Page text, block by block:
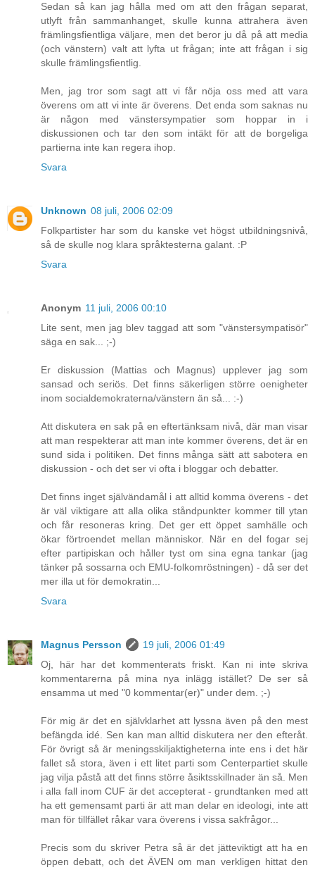
Sedan så kan jag hålla med om att den frågan separat,
utlyft från sammanhanget, skulle kunna attrahera även
främlingsfientliga väljare, men det beror ju då på att media
(och vänstern) valt att lyfta ut frågan; inte att frågan i sig
skulle främlingsfientlig.
Men, jag tror som sagt att vi får nöja oss med att vara
överens om att vi inte är överens. Det enda som saknas nu
är någon med vänstersympatier som hoppar in i
diskussionen och tar den som intäkt för att de borgeliga
partierna inte kan regera ihop.
Svara
Unknown 08 juli, 2006 02:09
Folkpartister har som du kanske vet högst utbildningsnivå,
så de skulle nog klara språktesterna galant. :P
Svara
Anonym 11 juli, 2006 00:10
Lite sent, men jag blev taggad att som "vänstersympatisör"
säga en sak... ;-)
Er diskussion (Mattias och Magnus) upplever jag som
sansad och seriös. Det finns säkerligen större oenigheter
inom socialdemokraterna/vänstern än så... :-)
Att diskutera en sak på en eftertänksam nivå, där man visar
att man respekterar att man inte kommer överens, det är en
sund sida i politiken. Det finns många sätt att sabotera en
diskussion - och det ser vi ofta i bloggar och debatter.
Det finns inget självändamål i att alltid komma överens - det
är väl viktigare att alla olika ståndpunkter kommer till ytan
och får resoneras kring. Det ger ett öppet samhälle och
ökar förtroendet mellan människor. När en del fogar sej
efter partipiskan och håller tyst om sina egna tankar (jag
tänker på sossarna och EMU-folkomröstningen) - då ser det
mer illa ut för demokratin...
Svara
Magnus Persson
19 juli, 2006 01:49
Oj, här har det kommenterats friskt. Kan ni inte skriva
kommentarerna på mina nya inlägg istället? De ser så
ensamma ut med "0 kommentar(er)" under dem. ;-)
För mig är det en självklarhet att lyssna även på den mest
befängda idé. Sen kan man alltid diskutera ner den efteråt.
För övrigt så är meningsskiljaktigheterna inte ens i det här
fallet så stora, även i ett litet parti som Centerpartiet skulle
jag vilja påstå att det finns större åsiktsskillnader än så. Men
i alla fall inom CUF är det accepterat - grundtanken med att
ha ett gemensamt parti är att man delar en ideologi, inte att
man för tillfället råkar vara överens i vissa sakfrågor...
Precis som du skriver Petra så är det jätteviktigt att ha en
öppen debatt, och det ÄVEN om man verkligen hittat den